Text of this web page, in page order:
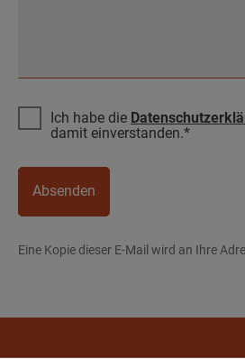
Ich habe die
damit einverstanden.*
Absenden
Eine Kopie dieser E-Mail wird an Ihre